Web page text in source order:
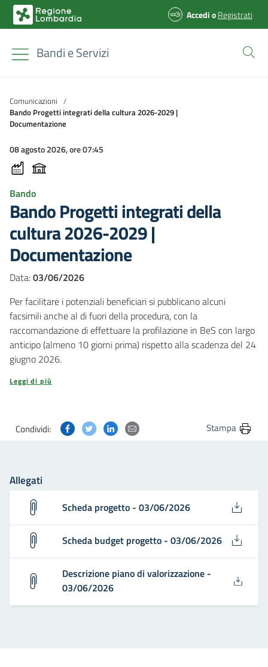
AccedioRegistrati
Bandi e Servizi
Comunicazioni /
Bando Progetti integrati della cultura 2026-2029 |
Documentazione
08 agosto 2026, ore 07:45
Bando
Bando Progetti integrati della
cultura 2026-2029 |
Documentazione
Data:03/06/2026
Per facilitare i potenziali beneficiari si pubblicano alcuni
facsimili anche al di fuori della procedura, con la
raccomandazione di effettuare la profilazione in BeS con largo
anticipo (almeno 10 giorni prima) rispetto alla scadenza del 24
giugno 2026.
Leggi di più
Condividi: Condividi questa pagina su Facebook
Condividi questa pagina su Twitter
Condividi questa pagina su Linkedin
Condividi questa pagina via
Stampa
Allegati
Scheda progetto - 03/06/2026
Scheda budget progetto - 03/06/2026
Descrizione piano di valorizzazione -
03/06/2026